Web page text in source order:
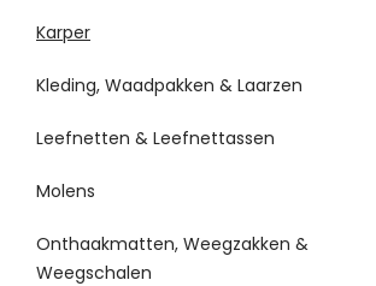
Karper
Kleding, Waadpakken & Laarzen
Leefnetten & Leefnettassen
Molens
Onthaakmatten, Weegzakken &
Weegschalen